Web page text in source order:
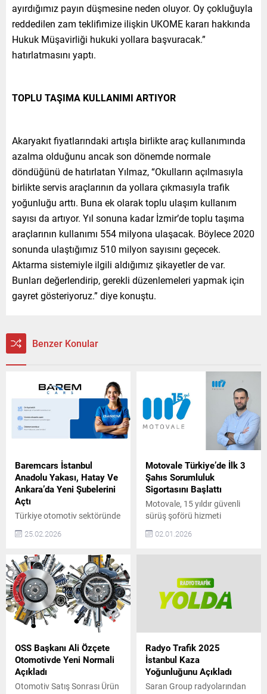
ayırdığımız payın düşmesine neden oluyor. Oy çokluğuyla
reddedilen zam teklifimize ilişkin UKOME kararı hakkında
Hukuk Müşavirliği hukuki yollara başvuracak.”
hatırlatmasını yaptı.
TOPLU TAŞIMA KULLANIMI ARTIYOR
Akaryakıt fiyatlarındaki artışla birlikte araç kullanımında
azalma olduğunu ancak son dönemde normale
döndüğünü de hatırlatan Yılmaz, “Okulların açılmasıyla
birlikte servis araçlarının da yollara çıkmasıyla trafik
yoğunluğu arttı. Buna ek olarak toplu ulaşım kullanım
sayısı da artıyor. Yıl sonuna kadar İzmir’de toplu taşıma
araçlarının kullanımı 554 milyona ulaşacak. Böylece 2020
sonunda ulaştığımız 510 milyon sayısını geçecek.
Aktarma sistemiyle ilgili aldığımız şikayetler de var.
Bunları değerlendirip, gerekli düzenlemeleri yapmak için
gayret gösteriyoruz.” diye konuştu.
Benzer Konular
Baremcars İstanbul
Anadolu Yakası, Hatay Ve
Ankara’da Yeni Şubelerini
Açtı
Türkiye otomotiv sektöründe
sürdürülebilir hizmet
BaremCars, büyüme
yolculuğunda önemli bir
adım daha attı. Şirket, artan
müşteri talebi ve
operasyonel kapasite
doğrultusunda İstanbul
Anadolu Yakası, Hatay ve
Ankara’da yeni şubelerini
hizmete açtığını duyurdu.
Son yıllarda otomotiv
sektöründe tüketicilerin en
25.02.2026
Motovale Türkiye’de İlk 3
Şahıs Sorumluluk
Sigortasını Başlattı
Motovale, 15 yıldır güvenli
sürüş şoförü hizmeti
kapsamlı 3. Şahıs
ediyor. 2009 yılında araç
sahiplerine güvenli ve
konforlu ulaşım alternatifi
Motovale, farklı sebeplerle
araç kullanamayan kişilere
deneyimli şoförler eşliğinde
özel sürüş hizmeti...
02.01.2026
OSS Başkanı Ali Özçete
Otomotivde Yeni Normali
Açıkladı
Otomotiv Satış Sonrası Ürün
Radyo Trafik 2025
İstanbul Kaza
Yoğunluğunu Açıkladı
Saran Group radyolarından